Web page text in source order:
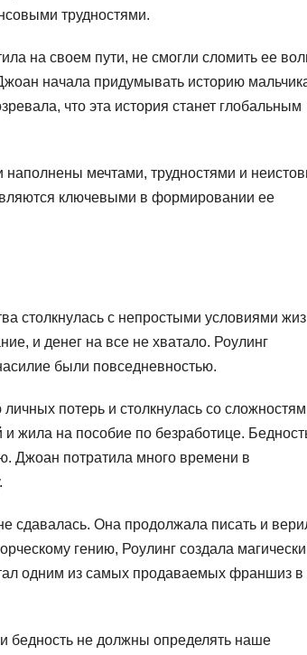
трудностями.
на своем пути, не смогли сломить ее
начала придумывать историю
что эта история станет глобальным
мечтами, трудностями и
ключевыми в формировании ее
столкнулась с непростыми условиями
и денег на все не хватало. Роулинг
были повседневностью.
потерь и столкнулась со
жила на пособие по безработице.
Джоан потратила много времени в
сдавалась. Она продолжала писать и
гению, Роулинг создала
одним из самых продаваемых франшиз в
бедность не должны определять наше